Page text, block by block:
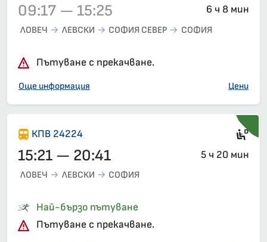
09:17 — 15:25 6 ч 8 мин
ЛОВЕЧ ЛЕВСКИ СОФИЯ СЕВЕР СОФИЯ
Пътуване с прекачване.
Още информация Цени
КПВ 24224
15:21 — 20:41 5 ч 20 мин
ЛОВЕЧ ЛЕВСКИ СОФИЯ
Най-бързо пътуване
Пътуване с прекачване.